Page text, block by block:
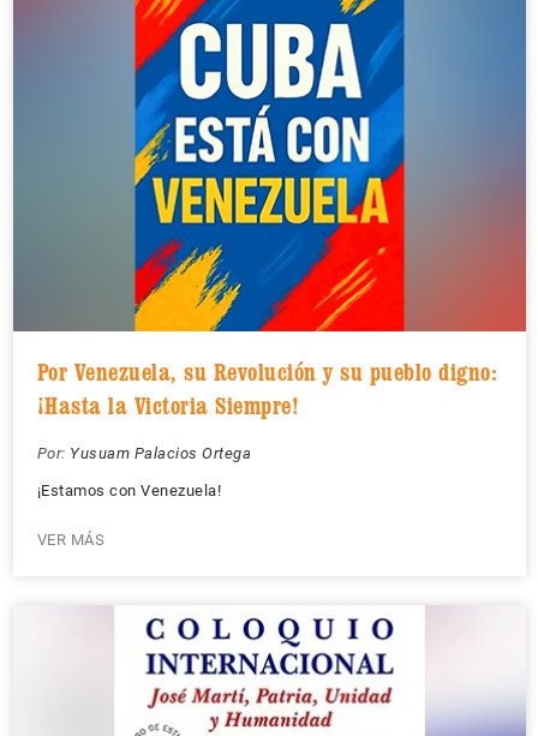
Por Venezuela, su Revolución y su pueblo digno:
¡Hasta la Victoria Siempre!
Por: Yusuam Palacios Ortega
¡Estamos con Venezuela!
VER MÁS